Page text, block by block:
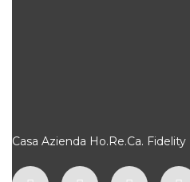
Casa Azienda Ho.Re.Ca. Fidelity